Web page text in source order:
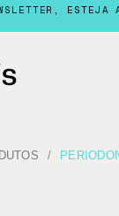
ESTEJA